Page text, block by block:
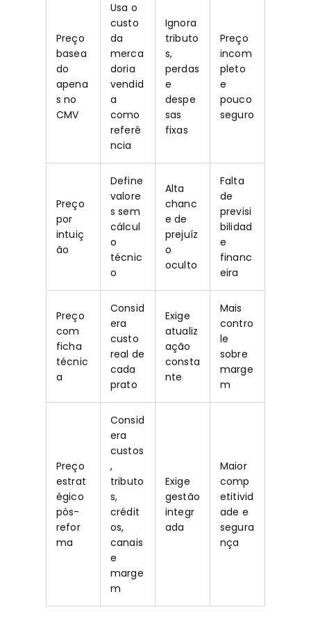
Preço
basea
do
apena
s no
CMV
Usa o
custo
da
merca
doria
vendid
a
como
referê
ncia
Ignora
tributo
s,
perdas
e
despe
sas
fixas
Preço
incom
pleto
e
pouco
seguro
Preço
por
intuiç
ão
Define
valore
s sem
cálcul
o
técnic
o
Alta
chanc
e de
prejuíz
o
oculto
Falta
de
previsi
bilidad
e
financ
eira
Preço
com
ficha
técnic
a
Consid
era
custo
real de
cada
prato
Exige
atualiz
ação
consta
nte
Mais
contro
le
sobre
marge
m
Preço
estrat
égico
pós-
refor
ma
Consid
era
custos
,
tributo
s,
crédit
os,
canais
e
marge
m
Exige
gestão
integr
ada
Maior
comp
etitivid
ade e
segura
nça